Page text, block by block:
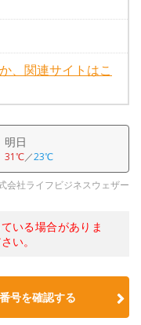
、関連サイトはこ
明日
31℃／23℃
会社ライフビジネスウェザー
いる場合がありま
い。
号を確認する